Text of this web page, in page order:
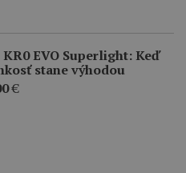
EVO Superlight: Keď
stane výhodou
€